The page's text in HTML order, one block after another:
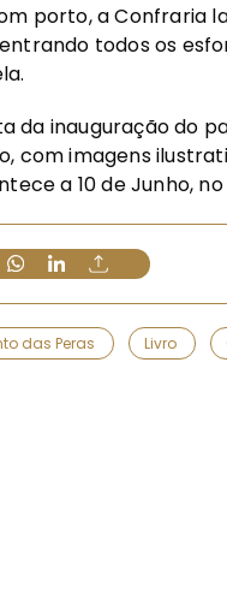
porto, a Confraria
todos os
da inauguração do
com imagens
a 10 de Junho,
das Peras Livro